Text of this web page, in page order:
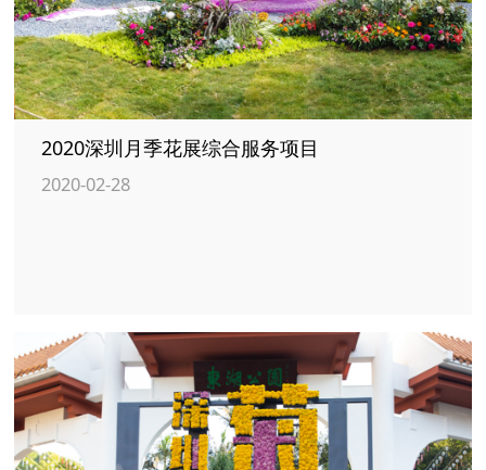
2020深圳月季花展综合服务项目
2020-02-28